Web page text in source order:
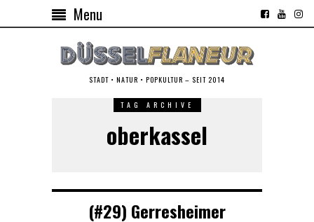
Menu
STADT • NATUR • POPKULTUR – SEIT 2014
TAG ARCHIVE
oberkassel
(#29) Gerresheimer